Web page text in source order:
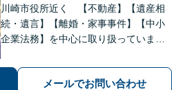
川崎市役所近く 【不動産】【遺産相
続・遺言】【離婚・家事事件】【中小
企業法務】を中心に取り扱っていま
す。ぜひご相談ください
メールでお問い合わせ